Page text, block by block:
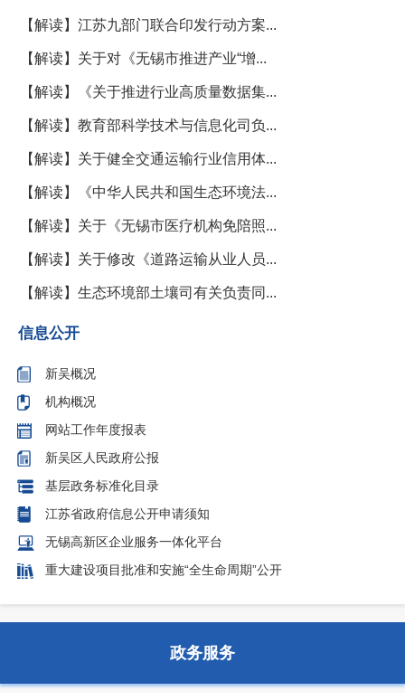
【解读】江苏九部门联合印发行动方案...
【解读】关于对《无锡市推进产业“增...
【解读】《关于推进行业高质量数据集...
【解读】教育部科学技术与信息化司负...
【解读】关于健全交通运输行业信用体...
【解读】《中华人民共和国生态环境法...
【解读】关于《无锡市医疗机构免陪照...
【解读】关于修改《道路运输从业人员...
【解读】生态环境部土壤司有关负责同...
信息公开
新吴概况
机构概况
网站工作年度报表
新吴区人民政府公报
基层政务标准化目录
江苏省政府信息公开申请须知
无锡高新区企业服务一体化平台
重大建设项目批准和安施“全生命周期”公开
政务服务